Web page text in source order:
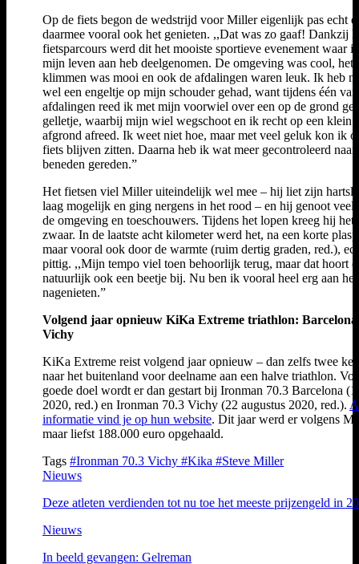
Op de fiets begon de wedstrijd voor Miller eigenlijk pas echt
daarmee vooral ook het genieten. ,,Dat was zo gaaf! Dankzij
fietsparcours werd dit het mooiste sportieve evenement waar
mijn leven aan heb deelgenomen. De omgeving was cool, het
klimmen was mooi en ook de afdalingen waren leuk. Ik heb
wel een engeltje op mijn schouder gehad, want tijdens één
afdalingen reed ik met mijn voorwiel over een op de grond
gelletje, waarbij mijn wiel wegschoot en ik recht op een klein
afgrond afreed. Ik weet niet hoe, maar met veel geluk kon ik
fiets blijven zitten. Daarna heb ik wat meer gecontroleerd naar
beneden gereden.”
Het fietsen viel Miller uiteindelijk wel mee – hij liet zijn
laag mogelijk en ging nergens in het rood – en hij genoot veel
de omgeving en toeschouwers. Tijdens het lopen kreeg hij het
zwaar. In de laatste acht kilometer werd het, na een korte
maar vooral ook door de warmte (ruim dertig graden, red.),
pittig. ,,Mijn tempo viel toen behoorlijk terug, maar dat hoort
natuurlijk ook een beetje bij. Nu ben ik vooral heel erg aan het
nagenieten.”
Volgend jaar opnieuw KiKa Extreme triathlon: Barcelona
Vichy
KiKa Extreme reist volgend jaar opnieuw – dan zelfs twee
naar het buitenland voor deelname aan een halve triathlon.
goede doel wordt er dan gestart bij Ironman 70.3 Barcelona
2020, red.) en Ironman 70.3 Vichy (22 augustus 2020, red.).
informatie vind je op hun website. Dit jaar werd er volgens
maar liefst 188.000 euro opgehaald.
Tags #Ironman 70.3 Vichy #Kika #Steve Miller
Nieuws
Deze atleten verdienden tot nu toe het meeste prijzengeld in
Nieuws
In beeld gevangen: Gelreman